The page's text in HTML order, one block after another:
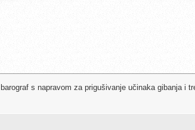
barograf s napravom za prigušivanje učinaka gibanja i